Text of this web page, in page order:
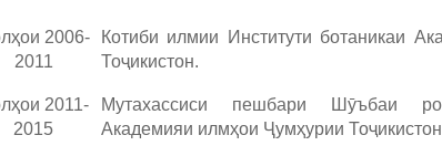
2006-
2011
Котиби илмии Институти ботаникаи
Тоҷикистон.
2011-
2015
Мутахассиси пешбари Шӯъбаи
Академияи илмҳои Ҷумҳурии